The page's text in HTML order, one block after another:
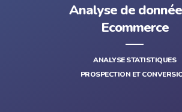
Analyse de
Ecommerce
ANALYSE STATISTIQUES
PROSPECTION ET